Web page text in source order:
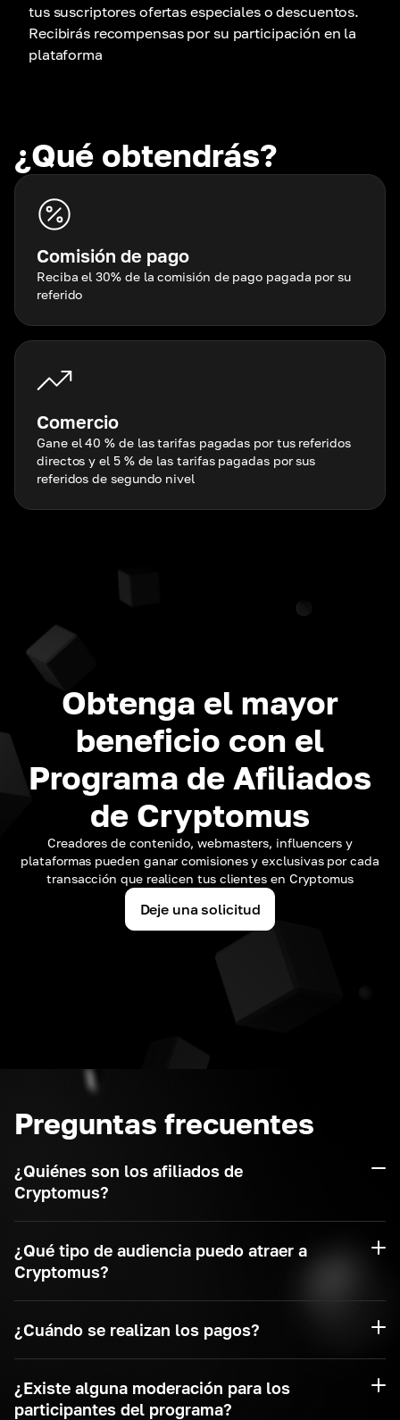
tus suscriptores ofertas especiales o descuentos.
Recibirás recompensas por su participación en la
plataforma
¿Qué obtendrás?
Comisión de pago
Reciba el 30% de la comisión de pago pagada por su
referido
Comercio
Gane el 40 % de las tarifas pagadas por tus referidos
directos y el 5 % de las tarifas pagadas por sus
referidos de segundo nivel
Obtenga el mayor
beneficio con el
Programa de Afiliados
de Cryptomus
Creadores de contenido, webmasters, influencers y
plataformas pueden ganar comisiones y exclusivas por cada
transacción que realicen tus clientes en Cryptomus
Deje una solicitud
Preguntas frecuentes
¿Quiénes son los afiliados de
Cryptomus?
¿Qué tipo de audiencia puedo atraer a
Cryptomus?
¿Cuándo se realizan los pagos?
¿Existe alguna moderación para los
participantes del programa?